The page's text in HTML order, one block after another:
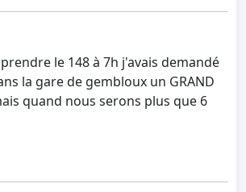
le 148 à 7h j'avais demandé
la gare de gembloux un GRAND
quand nous serons plus que 6